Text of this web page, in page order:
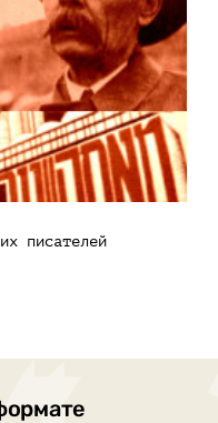
писателей